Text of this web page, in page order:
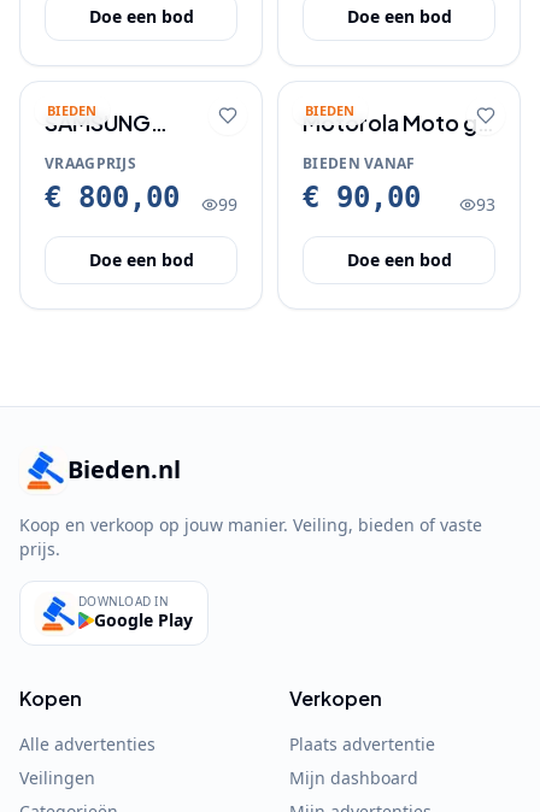
Doe een bod Doe een bod
BIEDEN
SAMSUNG
GALAXY S26
ULTRA ( NIEUW IN
VRAAGPRIJS
€ 800,00 99
Doe een bod
BIEDEN
Motorola Moto g
24 nieuw in doos.
BIEDEN VANAF
€ 90,00 93
Doe een bod
Bieden.nl
Koop en verkoop op jouw manier. Veiling, bieden of vaste
prijs.
DOWNLOAD IN
Google Play
Kopen
Alle advertenties
Veilingen
Verkopen
Plaats advertentie
Mijn dashboard